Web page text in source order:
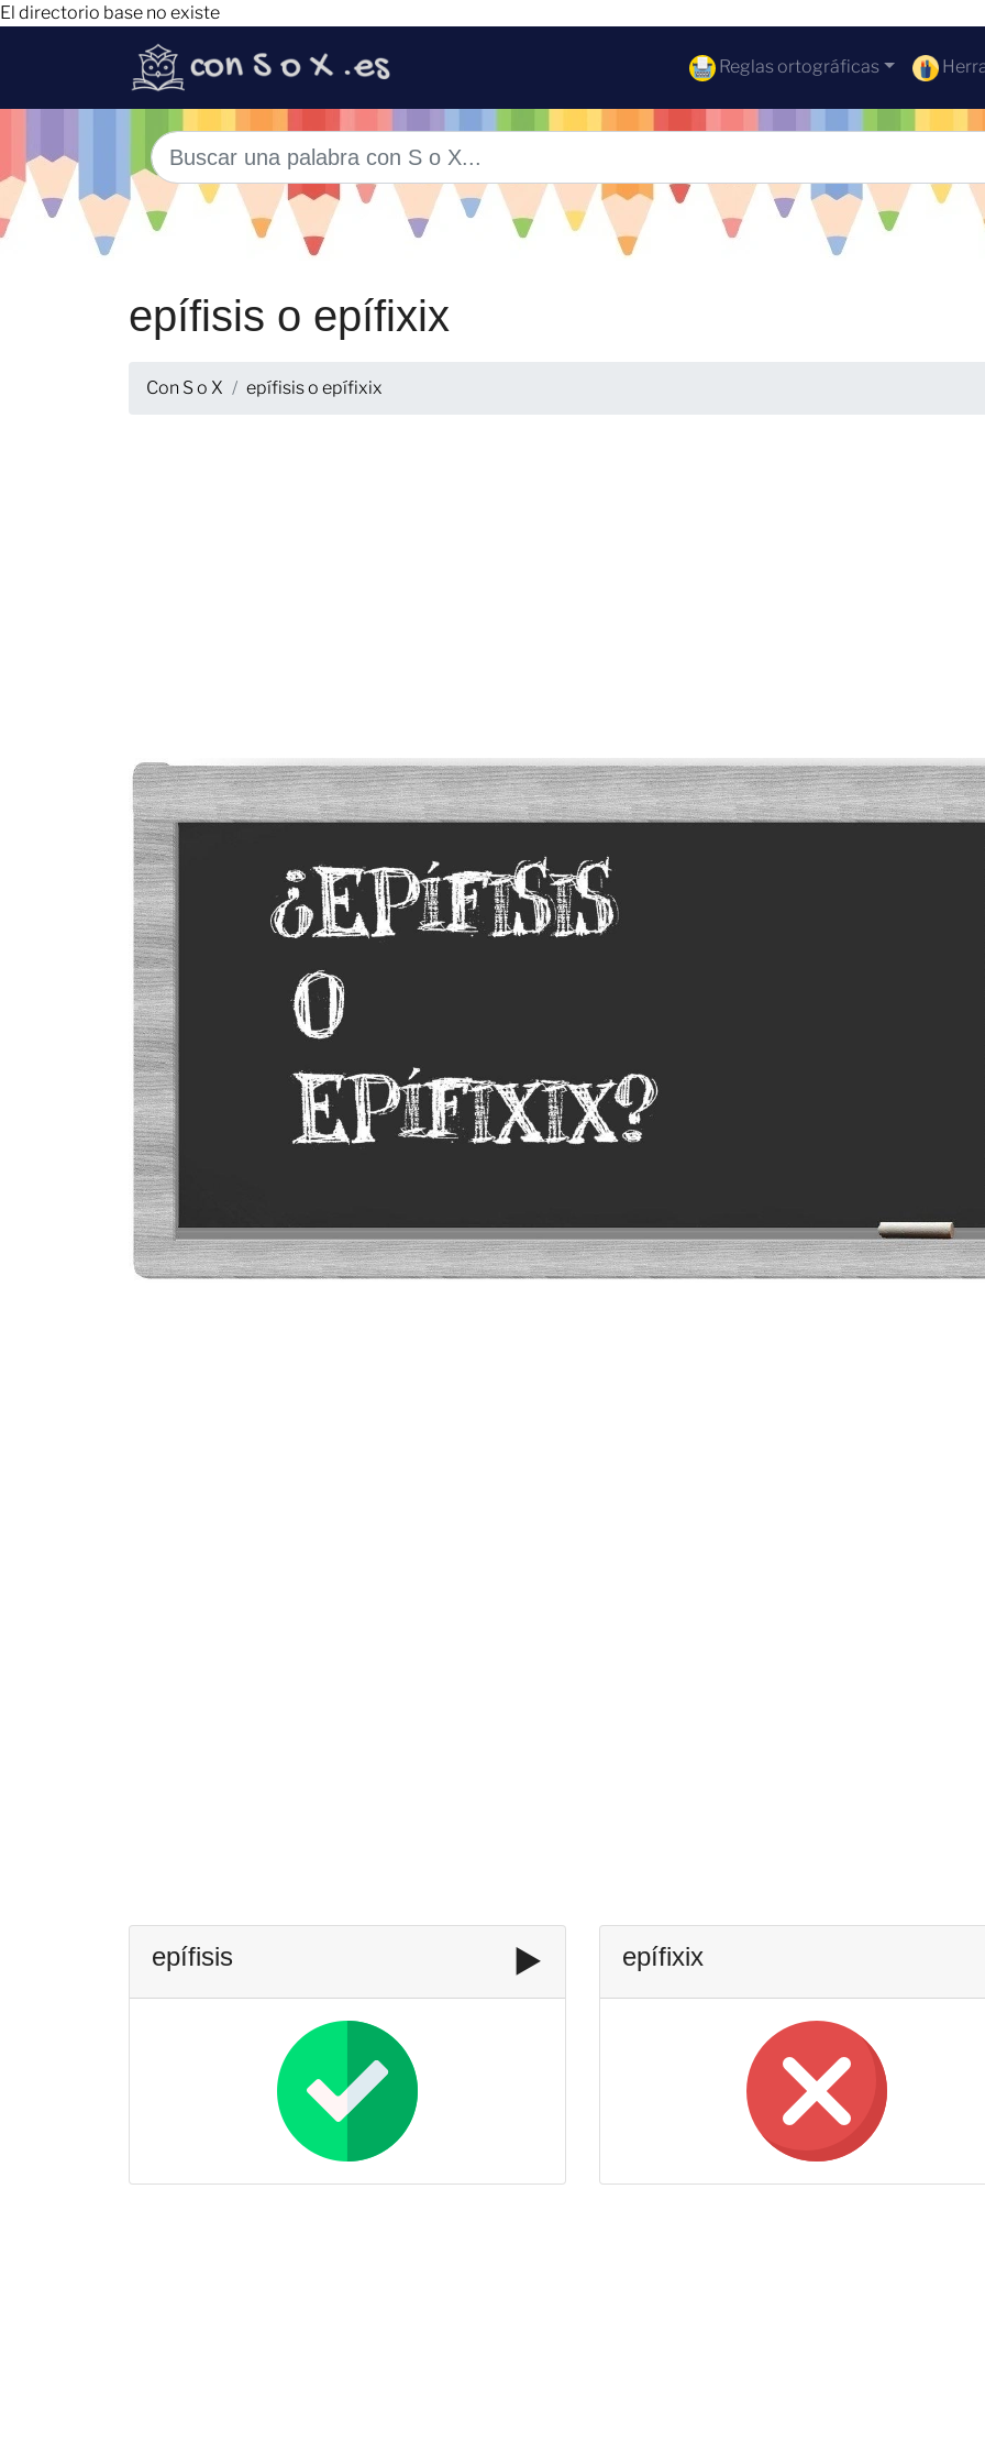
El directorio base no existe
Reglas ortográficas
epífisis o epífixix
Con S o X epífisis o epífixix
epífisis ▶️ epífixix